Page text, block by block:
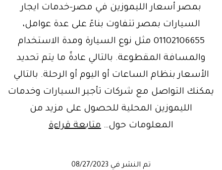
بمصر أسعار الليموزين في مصر-خدمات ايجار
السيارات بمصر تتفاوت بناءً على عدة عوامل،
01102106655 مثل نوع السيارة ومدة الاستخدام
والمسافة المقطوعة. بالتالي عادةً ما يتم تحديد
الأسعار بنظام الساعات أو اليوم أو الرحلة. بالتالي
يمكنك التواصل مع شركات تأجير السيارات وخدمات
الليموزين المحلية للحصول على مزيد من
المعلومات حول… متابعة قراءةكم
تم النشر في 08/27/2023